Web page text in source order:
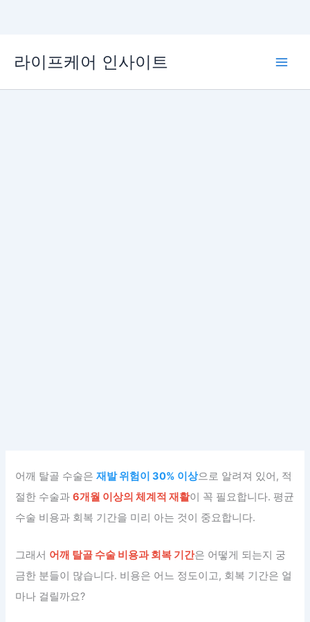
로
라이프케어 인사이트
어깨 탈골 수술은재발 위험이 30% 이상으로 알려져 있어, 적
절한 수술과6개월 이상의 체계적 재활이 꼭 필요합니다. 평균
수술 비용과 회복 기간을 미리 아는 것이 중요합니다.
그래서 어깨 탈골 수술 비용과 회복 기간은 어떻게 되는지 궁
금한 분들이 많습니다. 비용은 어느 정도이고, 회복 기간은 얼
마나 걸릴까요?